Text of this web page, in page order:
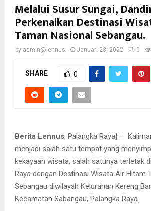
Melalui Susur Sungai,
Perkenalkan Destinasi
Taman Nasional Sebangau.
by admin@lennus Januari 23, 2022 0
SHARE 0
Berita Lennus, Palangka Raya] –
menjadi salah satu tempat yang
kekayaan wisata, salah satunya terletak
Raya dengan Destinasi Wisata Air Hitam
Sebangau diwilayah Kelurahan Kereng
Kecamatan Sabangau, Palangka Raya.